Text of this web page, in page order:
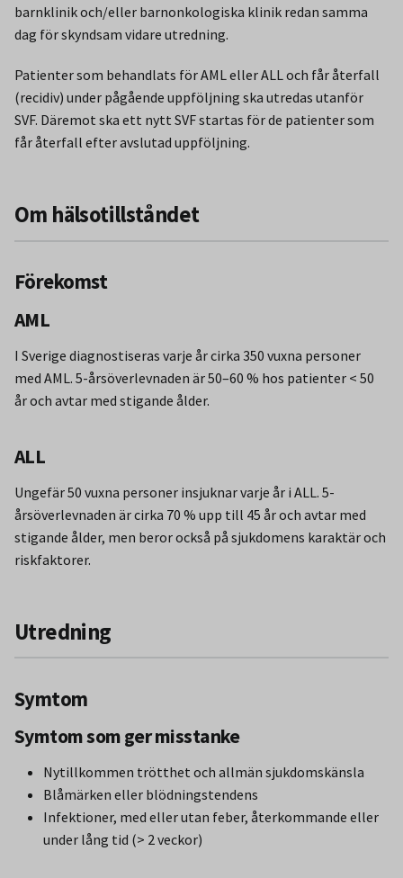
barnklinik och/eller barnonkologiska klinik redan samma
dag för skyndsam vidare utredning.
Patienter som behandlats för AML eller ALL och får återfall
(recidiv) under pågående uppföljning ska utredas utanför
SVF. Däremot ska ett nytt SVF startas för de patienter som
får återfall efter avslutad uppföljning.
Om hälsotillståndet
Förekomst
AML
I Sverige diagnostiseras varje år cirka 350 vuxna personer
med AML. 5-årsöverlevnaden är 50–60 % hos patienter < 50
år och avtar med stigande ålder.
ALL
Ungefär 50 vuxna personer insjuknar varje år i ALL. 5-
årsöverlevnaden är cirka 70 % upp till 45 år och avtar med
stigande ålder, men beror också på sjukdomens karaktär och
riskfaktorer.
Utredning
Symtom
Symtom som ger misstanke
Nytillkommen trötthet och allmän sjukdomskänsla
Blåmärken eller blödningstendens
Infektioner, med eller utan feber, återkommande eller
under lång tid (> 2 veckor)